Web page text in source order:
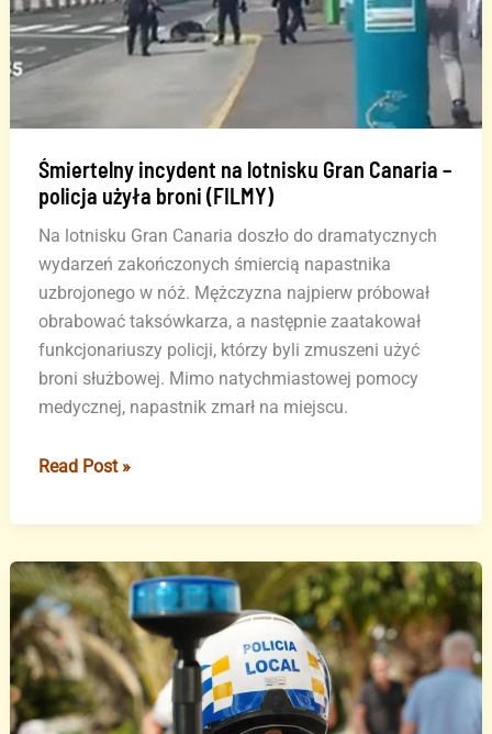
Śmiertelny incydent na lotnisku Gran Canaria –
policja użyła broni (FILMY)
Na lotnisku Gran Canaria doszło do dramatycznych
wydarzeń zakończonych śmiercią napastnika
uzbrojonego w nóż. Mężczyzna najpierw próbował
obrabować taksówkarza, a następnie zaatakował
funkcjonariuszy policji, którzy byli zmuszeni użyć
broni służbowej. Mimo natychmiastowej pomocy
medycznej, napastnik zmarł na miejscu.
Śmiertelny
na
Gran
Canaria
–
policja
użyła
broni
Read Post »